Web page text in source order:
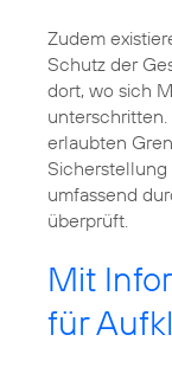
Zudem
Schutz der
dort, wo sich
erlaubten
Sicherstellung
umfassend
überprüft.
Mit
für